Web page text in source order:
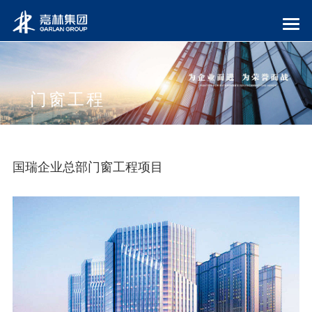
门窗工程
国瑞企业总部门窗工程项目